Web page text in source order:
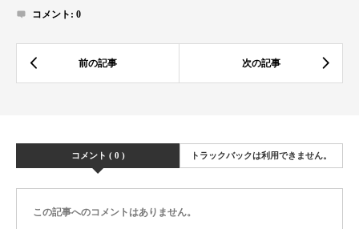
コメント: 0
コメント ( 0 ) トラックバックは利用できません。
この記事へのコメントはありません。